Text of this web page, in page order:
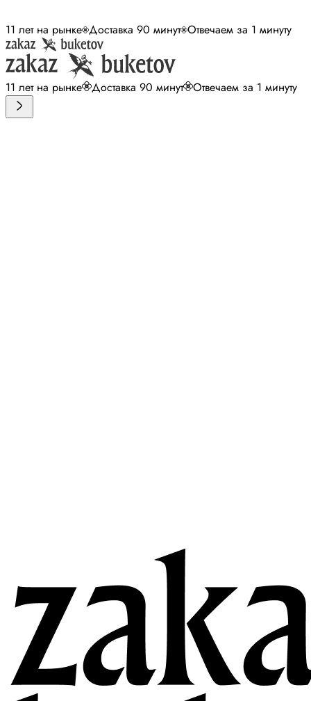
11 лет на рынке Доставка 90 минут Отвечаем за 1 минуту
11 лет на рынке Доставка 90 минут Отвечаем за 1 минуту